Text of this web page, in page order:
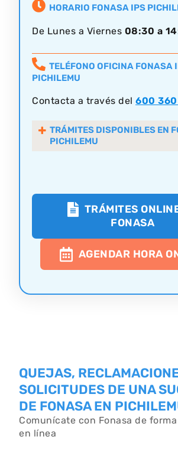
HORARIO FONASA IPS
De Lunes a Viernes 08:30 a
TELÉFONO OFICINA FONASA
PICHILEMU
Contacta a través del 600
TRÁMITES DISPONIBLES EN
PICHILEMU
TRÁMITES
FONASA
AGENDAR HORA
QUEJAS,
SOLICITUDES DE UNA
DE FONASA EN
Comunícate con Fonasa de
en línea